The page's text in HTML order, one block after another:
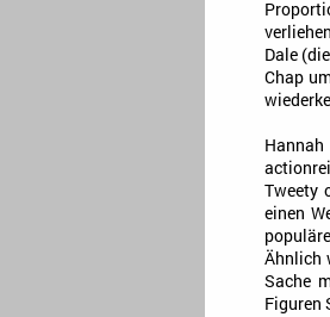
Dale
Chap
Tweety
einen
Ähnlich
Sache
Figuren